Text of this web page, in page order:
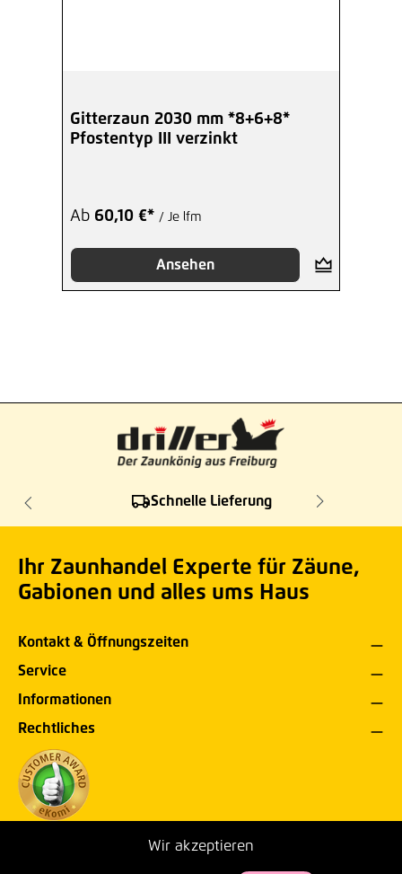
Gitterzaun 2030 mm *8+6+8*
Pfostentyp III verzinkt
Ab 60,10 €* / Je lfm
Ansehen
Schnelle Lieferung
Ihr Zaunhandel Experte für Zäune,
Gabionen und alles ums Haus
Kontakt & Öffnungszeiten
Service
Informationen
Rechtliches
Wir akzeptieren